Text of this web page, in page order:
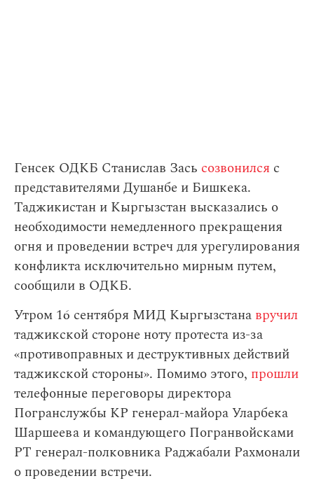
Генсек ОДКБ Станислав Зась созвонился с
представителями Душанбе и Бишкека.
Таджикистан и Кыргызстан высказались о
необходимости немедленного прекращения
огня и проведении встреч для урегулирования
конфликта исключительно мирным путем,
сообщили в ОДКБ.
Утром 16 сентября МИД Кыргызстана вручил
таджикской стороне ноту протеста из-за
«противоправных и деструктивных действий
таджикской стороны». Помимо этого, прошли
телефонные переговоры директора
Погранслужбы КР генерал-майора Уларбека
Шаршеева и командующего Погранвойсками
РТ генерал-полковника Раджабали Рахмонали
о проведении встречи.